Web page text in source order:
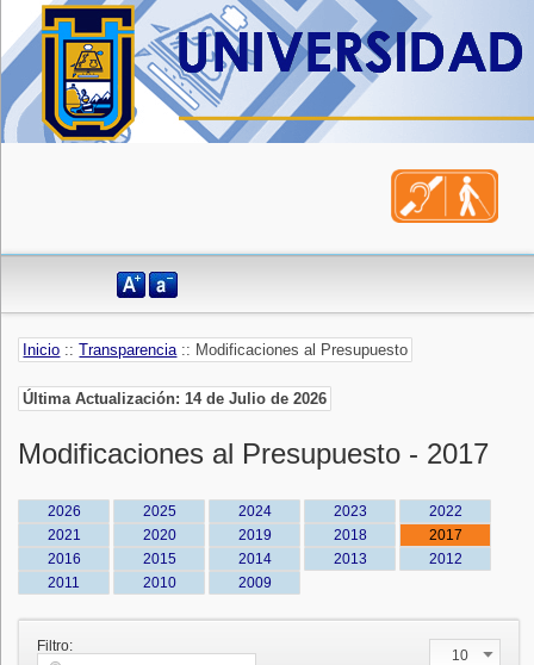
Inicio ::Transparencia:: Modificaciones al Presupuesto
Última Actualización: 14 de Julio de 2026
Modificaciones al Presupuesto - 2017
2026 2025 2024 2023
2022
2021
2020 2019 2018
2017
2016
2015 2014 2013
2012
2011
2010 2009
Filtro:
10